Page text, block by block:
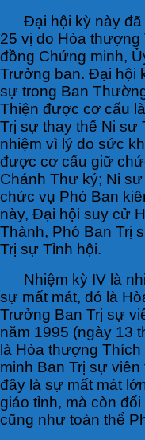
Đại hội kỳ này
25 vị do Hòa thượng
đồng Chứng minh,
Trưởng ban. Đại hội
sự trong Ban
Thiện được cơ cấu
Trị sự thay thế Ni
nhiệm vì lý do sức
được cơ cấu giữ
Chánh Thư ký; Ni
chức vụ Phó Ban
này, Đại hội suy cử
Thành, Phó Ban Trị
Trị sự Tỉnh hội.
Nhiệm kỳ IV là
sự mất mát, đó là
Trưởng Ban Trị sự
năm 1995 (ngày 13
là Hòa thượng
minh Ban Trị sự
đây là sự mất mát
giáo tỉnh, mà còn
cũng như toàn thể